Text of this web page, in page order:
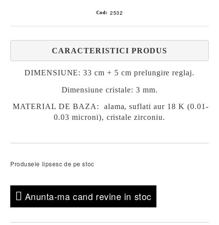
Cod: 2532
CARACTERISTICI PRODUS
DIMENSIUNE: 33 cm + 5 cm prelungire reglaj.
Dimensiune cristale: 3 mm.
MATERIAL DE BAZA:
alama, suflati aur 18 K (0.01-
0.03 microni), cristale zirconiu.
Produsele lipsesc de pe stoc
Anunta-ma cand revine in stoc